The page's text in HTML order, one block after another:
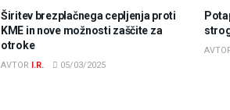
Širitev brezplačnega cepljenja proti
KME in nove možnosti zaščite za
otroke
AVTOR I.R. 05/03/2025